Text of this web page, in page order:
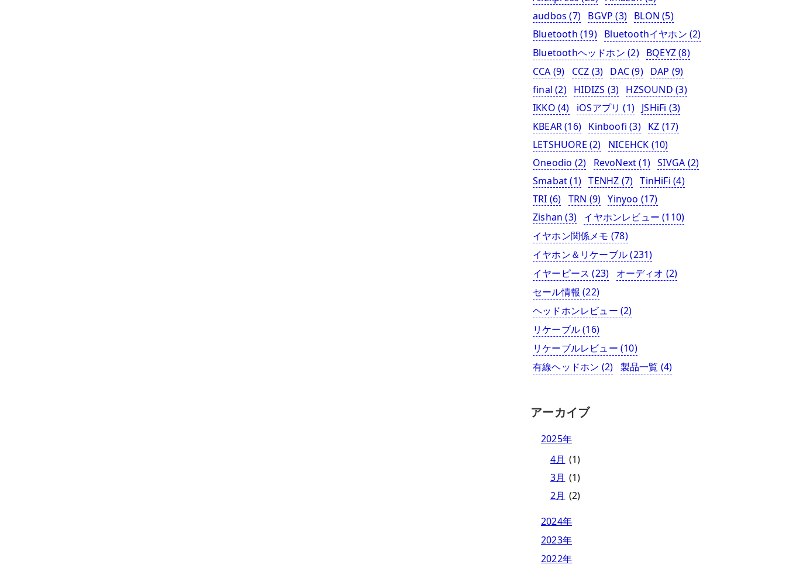
audbos (7) BGVP (3) BLON (5)
Bluetooth (19) Bluetoothイヤホン (2)
Bluetoothヘッドホン (2) BQEYZ(8)
CCA (9) CCZ (3) DAC(9) DAP (9)
final (2) HIDIZS (3) HZSOUND (3)
IKKO (4) iOSアプリ (1) JSHiFi (3)
KBEAR(16) Kinboofi (3) KZ (17)
LETSHUORE (2) NICEHCK (10)
Oneodio (2) RevoNext(1) SIVGA (2)
Smabat(1) TENHZ (7) TinHiFi (4)
TRI (6) TRN (9) Yinyoo (17)
Zishan (3) イヤホンレビュー (110)
イヤホン関係メモ (78)
イヤホン＆リケーブル(231)
イヤーピース (23) オーディオ (2)
セール情報 (22)
ヘッドホンレビュー (2)
リケーブル(16)
リケーブルレビュー (10)
有線ヘッドホン (2) 製品一覧 (4)
アーカイブ
2025年
4月 (1)
3月 (1)
2月 (2)
2024年
2023年
2022年